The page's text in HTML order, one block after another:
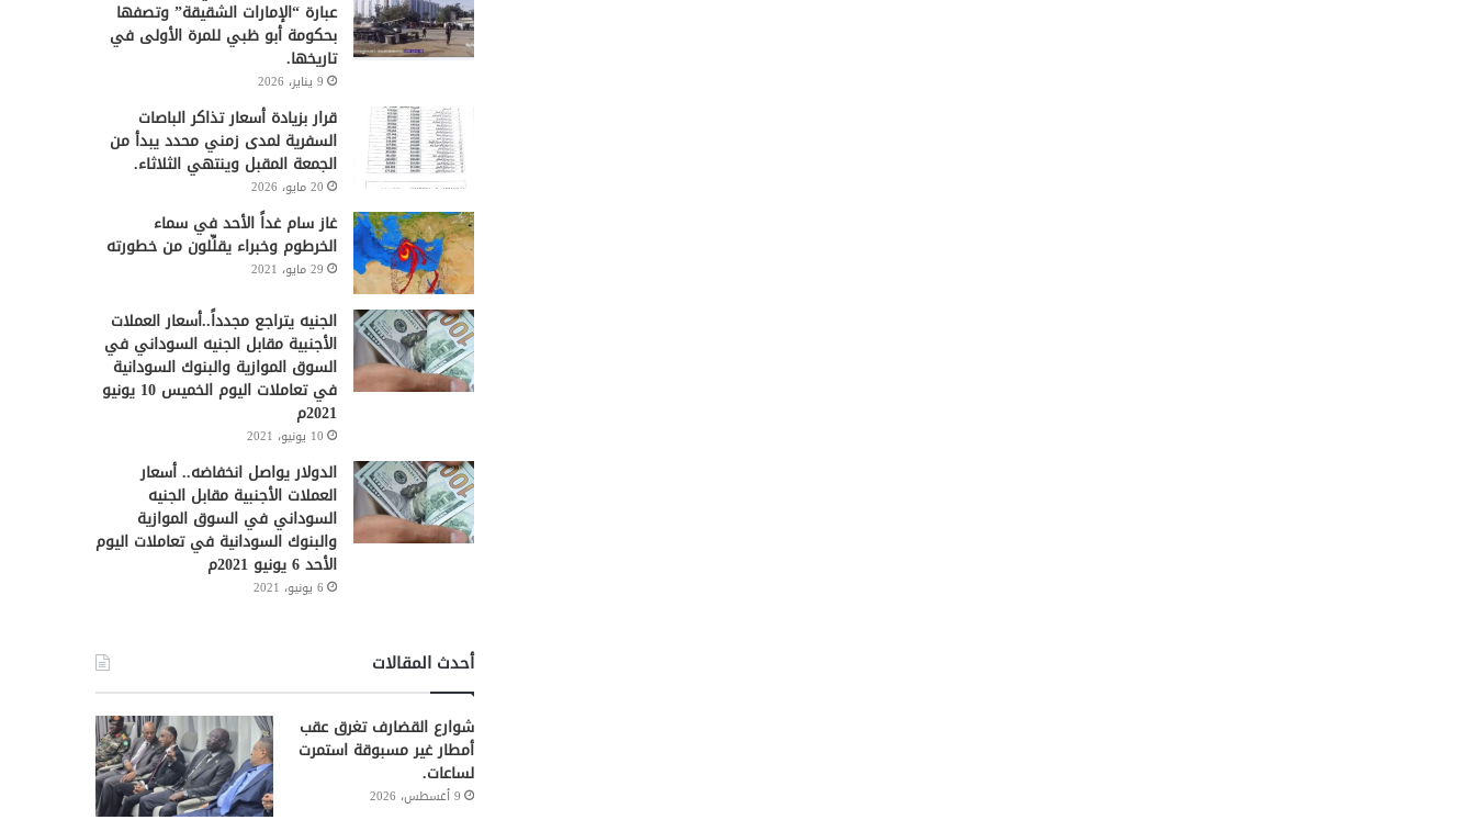
عبارة “الإمارات الشقيقة” وتصفها
بحكومة أبو ظبي للمرة الأولى في
تاريخها.
9 يناير، 2026
قرار بزيادة أسعار تذاكر الباصات
السفرية لمدى زمني محدد يبدأ من
الجمعة المقبل وينتهي الثلاثاء.
20 مايو، 2026
غاز سام غداً الأحد في سماء
الخرطوم وخبراء يقلِّلون من خطورته
29 مايو، 2021
الجنيه يتراجع مجدداً..أسعار العملات
الأجنبية مقابل الجنيه السوداني في
السوق الموازية والبنوك السودانية
في تعاملات اليوم الخميس 10 يونيو
2021م
10 يونيو، 2021
الدولار يواصل انخفاضه.. أسعار
العملات الأجنبية مقابل الجنيه
السوداني في السوق الموازية
والبنوك السودانية في تعاملات اليوم
الأحد 6 يونيو 2021م
6 يونيو، 2021
أحدث المقالات
شوارع القضارف تغرق عقب
أمطار غير مسبوقة استمرت
لساعات.
9 أغسطس، 2026